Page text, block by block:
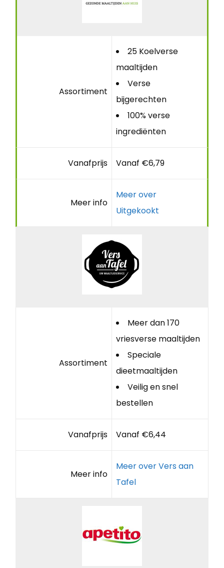
Assortiment
25 Koelverse
maaltijden
Verse
bijgerechten
100% verse
ingrediënten
Vanafprijs Vanaf €6,79
Meer info
Meer over
Uitgekookt
Assortiment
Meer dan 170
vriesverse maaltijden
Speciale
dieetmaaltijden
Veilig en snel
bestellen
Vanafprijs Vanaf €6,44
Meer info
Meer over Vers aan
Tafel